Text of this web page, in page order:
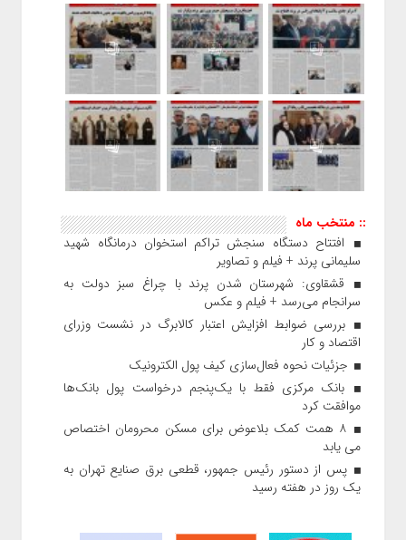
:: منتخب ماه
افتتاح دستگاه سنجش تراکم استخوان درمانگاه شهید
سلیمانی پرند + فیلم و تصاویر
قشقاوی: شهرستان شدن پرند با چراغ سبز دولت به
سرانجام می‌رسد + فیلم و عکس
بررسی ضوابط افزایش اعتبار کالابرگ در نشست وزرای
اقتصاد و کار
جزئیات نحوه فعال‌سازی کیف پول الکترونیک
بانک مرکزی فقط با یک‌‎پنجم درخواست پول بانک‌ها
موافقت کرد
۸ همت کمک بلاعوض برای مسکن محرومان اختصاص
می یابد
پس از دستور رئیس‌ جمهور، قطعی برق صنایع تهران به
یک روز در هفته رسید